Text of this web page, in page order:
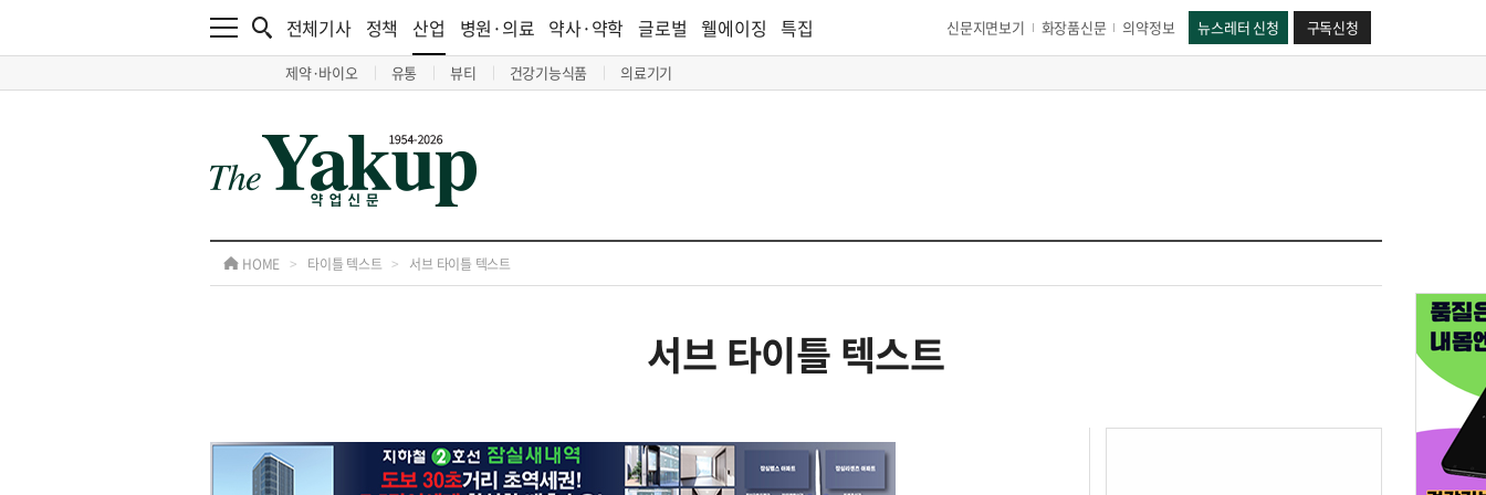
전체기사 정책 산업
제약·바이오 유통 뷰티 건강기능식품 의료기기
병원·의료 약사·약학 글로벌 웰에이징 특집 신문지면보기 화장품신문 의약정보 뉴스레터 신청 구독신청
HOME > 타이틀 텍스트 > 서브 타이틀 텍스트
서브 타이틀 텍스트